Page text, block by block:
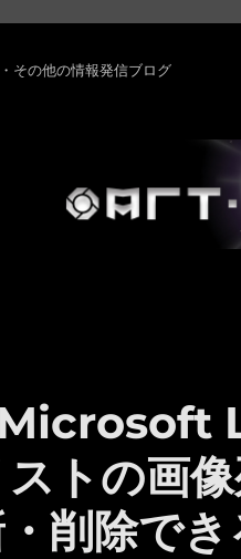
その他の情報発信ブログ
トの画像
削除で